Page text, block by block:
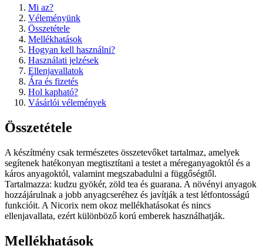
Mi az?
Véleményünk
Összetétele
Mellékhatások
Hogyan kell használni?
Használati jelzések
Ellenjavallatok
Ára és fizetés
Hol kapható?
Vásárlói vélemények
Összetétele
A készítmény csak természetes összetevőket tartalmaz, amelyek
segítenek hatékonyan megtisztítani a testet a méreganyagoktól és a
káros anyagoktól, valamint megszabadulni a függőségtől.
Tartalmazza: kudzu gyökér, zöld tea és guarana. A növényi anyagok
hozzájárulnak a jobb anyagcseréhez és javítják a test létfontosságú
funkcióit. A Nicorix nem okoz mellékhatásokat és nincs
ellenjavallata, ezért különböző korú emberek használhatják.
Mellékhatások